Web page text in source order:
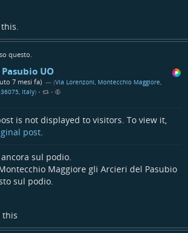
ponendo le basi per una tutela
espressione e informazione.
si può facilmente influenzare
azioni di un pubblico specifico, al fine di
in ambito politico, militare o
diversi esempi di diffusione di fake
contenuti, uso strategico dei social per
l’articolo 19 del nuovo Codice
e dei Giornalisti che introduce
alle tecnologie innovative per la
Università di Roma;
dell’Ordine dei Giornalisti del Lazio;
cybersecurity Advisor nell’Agenzia per la
(ACN);
questo.
UO
7 mesi fa) — (Via Lorenzoni, Montecchio Maggiore,
Italy) • •
is not displayed to visitors. To view it,
post.
sul podio.
Maggiore gli Arcieri del Pasubio
sul podio.
this